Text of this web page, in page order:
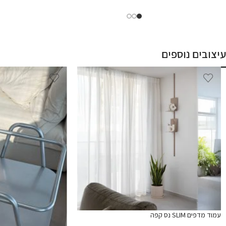
עיצובים נוספים
עמוד מדפים SLIM נס קפה